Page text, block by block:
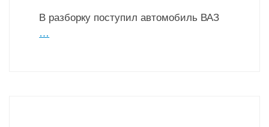
В разборку поступил автомобиль ВАЗ
…